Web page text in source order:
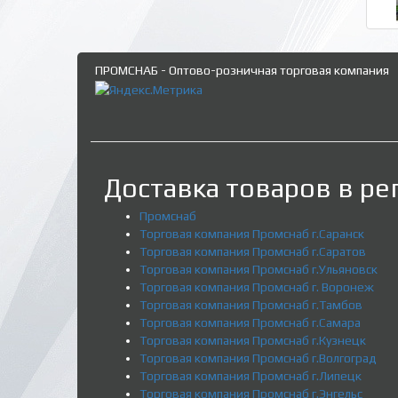
ПРОМСНАБ - Оптово-розничная торговая компания
Доставка товаров в
Промснаб
Торговая компания Промснаб г.Саранск
Торговая компания Промснаб г.Саратов
Торговая компания Промснаб г.Ульяновск
Торговая компания Промснаб г. Воронеж
Торговая компания Промснаб г.Тамбов
Торговая компания Промснаб г.Самара
Торговая компания Промснаб г.Кузнецк
Торговая компания Промснаб г.Волгоград
Торговая компания Промснаб г.Липецк
Торговая компания Промснаб г.Энгельс